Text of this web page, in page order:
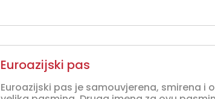
Euroazijski pas
Euroazijski pas je samouvjerena, smirena